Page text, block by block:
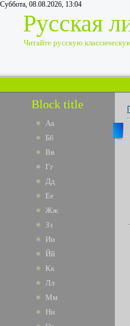
Суббота, 08.08.2026, 13:04
Русская
Читайте русскую
Block title
Аа
Бб
Вв
Гг
Дд
Ее
Жж
Зз
Ии
Йй
Кк
Лл
Мм
Нн